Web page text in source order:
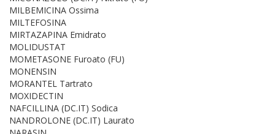
MILBEMICINA Ossima
MILTEFOSINA
MIRTAZAPINA Emidrato
MOLIDUSTAT
MOMETASONE Furoato (FU)
MONENSIN
MORANTEL Tartrato
MOXIDECTIN
NAFCILLINA (DC.IT) Sodica
NANDROLONE (DC.IT) Laurato